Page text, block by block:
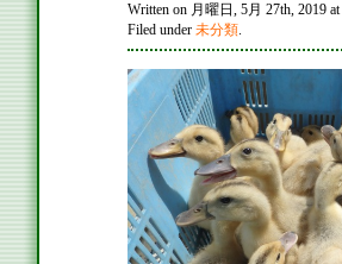
Written on 月曜日, 5月 27th, 2019
Filed under 未分類.